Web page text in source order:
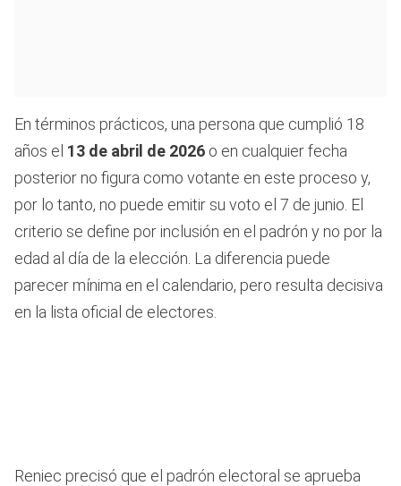
En términos prácticos, una persona que cumplió 18
años el 13 de abril de 2026 o en cualquier fecha
posterior no figura como votante en este proceso y,
por lo tanto, no puede emitir su voto el 7 de junio. El
criterio se define por inclusión en el padrón y no por la
edad al día de la elección. La diferencia puede
parecer mínima en el calendario, pero resulta decisiva
en la lista oficial de electores.
Reniec precisó que el padrón electoral se aprueba